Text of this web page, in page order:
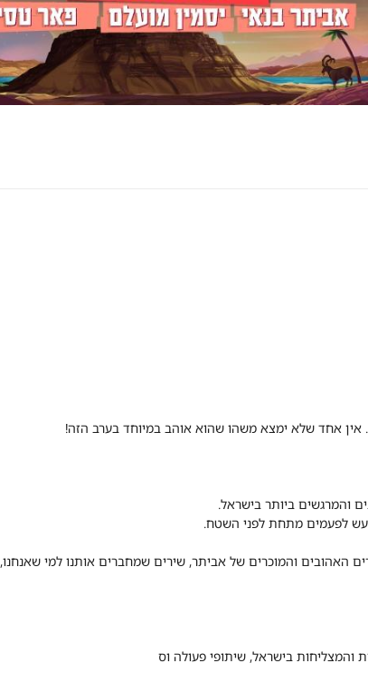
אין אחד שלא ימצא משהו שהוא אוהב במיוחד בערב הזה!
והמרגשים ביותר בישראל.
לפעמים מתחת לפני השטח.
האהובים והמוכרים של אביתר, שירים שמחברים אותנו למי שאנחנו,
בישראל, שיתופי פעולה וס